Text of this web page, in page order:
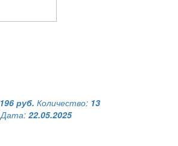
196 руб. Количество: 13
Дата: 22.05.2025